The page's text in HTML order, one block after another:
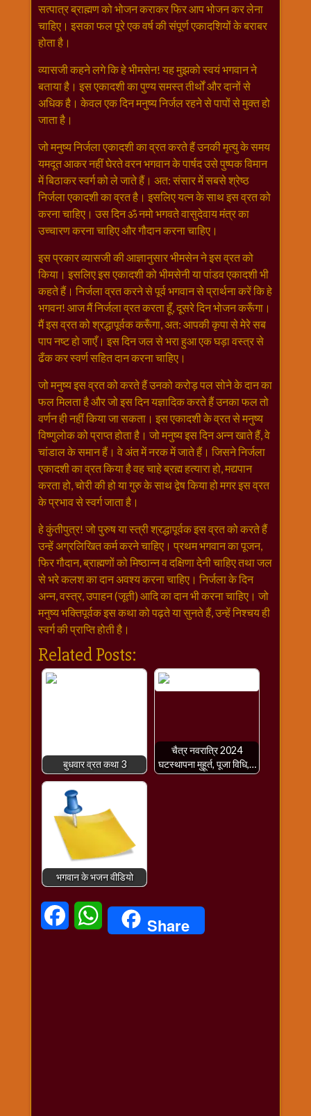
सत्पात्र ब्राह्मण को भोजन कराकर फिर आप भोजन कर लेना
चाहिए। इसका फल पूरे एक वर्ष की संपूर्ण एकादशियों के बराबर
होता है।
व्यासजी कहने लगे कि हे भीमसेन! यह मुझको स्वयं भगवान ने
बताया है। इस एकादशी का पुण्य समस्त तीर्थों और दानों से
अधिक है। केवल एक दिन मनुष्य निर्जल रहने से पापों से मुक्त हो
जाता है।
जो मनुष्य निर्जला एकादशी का व्रत करते हैं उनकी मृत्यु के समय
यमदूत आकर नहीं घेरते वरन भगवान के पार्षद उसे पुष्पक विमान
में बिठाकर स्वर्ग को ले जाते हैं। अत: संसार में सबसे श्रेष्ठ
निर्जला एकादशी का व्रत है। इसलिए यत्न के साथ इस व्रत को
करना चाहिए। उस दिन ॐ नमो भगवते वासुदेवाय मंत्र का
उच्चारण करना चाहिए और गौदान करना चाहिए।
इस प्रकार व्यासजी की आज्ञानुसार भीमसेन ने इस व्रत को
किया। इसलिए इस एकादशी को भीमसेनी या पांडव एकादशी भी
कहते हैं। निर्जला व्रत करने से पूर्व भगवान से प्रार्थना करें कि हे
भगवन! आज मैं निर्जला व्रत करता हूँ, दूसरे दिन भोजन करूँगा।
मैं इस व्रत को श्रद्धापूर्वक करूँगा, अत: आपकी कृपा से मेरे सब
पाप नष्ट हो जाएँ। इस दिन जल से भरा हुआ एक घड़ा वस्त्र से
ढँक कर स्वर्ण सहित दान करना चाहिए।
जो मनुष्य इस व्रत को करते हैं उनको करोड़ पल सोने के दान का
फल मिलता है और जो इस दिन यज्ञादिक करते हैं उनका फल तो
वर्णन ही नहीं किया जा सकता। इस एकादशी के व्रत से मनुष्य
विष्णुलोक को प्राप्त होता है। जो मनुष्य इस दिन अन्न खाते हैं, ‍वे
चांडाल के समान हैं। वे अंत में नरक में जाते हैं। जिसने निर्जला
एकादशी का व्रत किया है वह चाहे ब्रह्म हत्यारा हो, मद्यपान
करता हो, चोरी की हो या गुरु के साथ द्वेष किया हो मगर इस व्रत
के प्रभाव से स्वर्ग जाता है।
हे कुंतीपुत्र! जो पुरुष या स्त्री श्रद्धापूर्वक इस व्रत को करते हैं
उन्हें अग्रलिखित कर्म करने चाहिए। प्रथम भगवान का पूजन,
फिर गौदान, ब्राह्मणों को मिष्ठान्न व दक्षिणा देनी चाहिए तथा जल
से भरे कलश का दान अवश्य करना चाहिए। निर्जला के दिन
अन्न, वस्त्र, उपाहन (जूती) आदि का दान भी करना चाहिए। जो
मनुष्य भक्तिपूर्वक इस कथा को पढ़ते या सुनते हैं, उन्हें निश्चय ही
स्वर्ग की प्राप्ति होती है।
Related Posts:
बुधवार व्रत कथा 3
चैत्र नवरात्रि 2024
घटस्थापना मुहूर्त, पूजा विधि,…
भगवान के भजन वीडियो
FacebookWhatsAppShare